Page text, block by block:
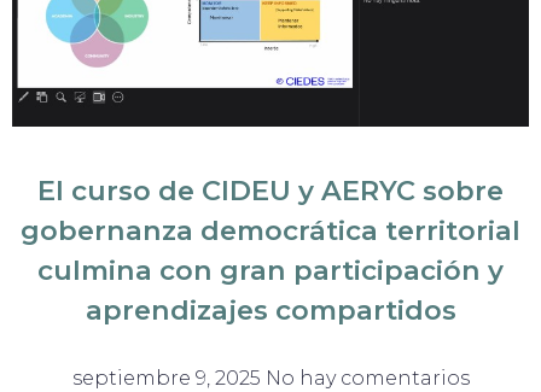
El curso de CIDEU y AERYC sobre
gobernanza democrática territorial
culmina con gran participación y
aprendizajes compartidos
septiembre 9, 2025 No hay comentarios